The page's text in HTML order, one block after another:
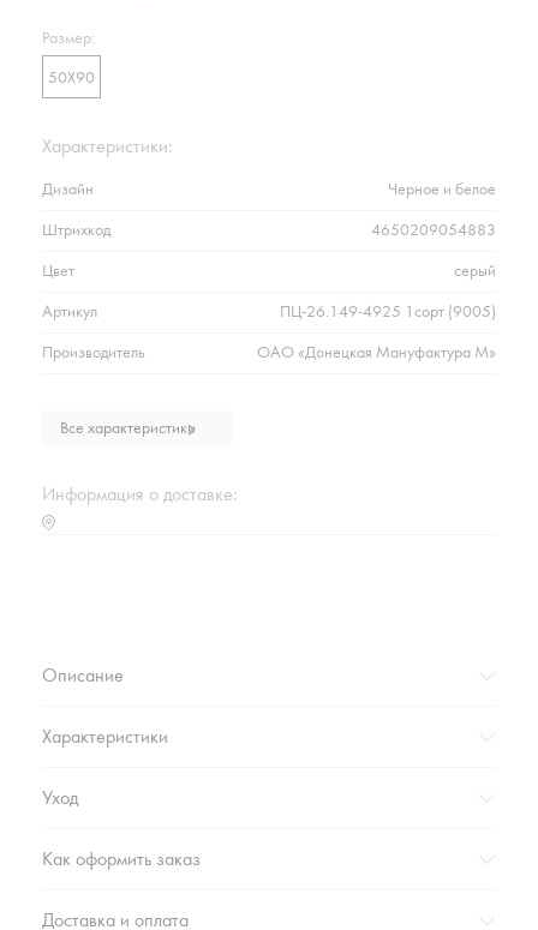
Размер:
50Х90
Характеристики:
Дизайн Черное и белое
Штрихкод 4650209054883
Цвет серый
Артикул ПЦ-26.149-4925 1сорт (9005)
Производитель ОАО «Донецкая Мануфактура М»
Плотность г/м2
Страна происхождения
Все характеристики
Информация о доставке:
Описание
Характеристики
Уход
Как оформить заказ
Доставка и оплата